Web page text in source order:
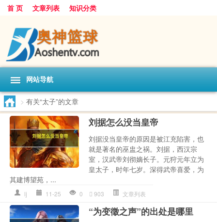
首 页 文章列表 知识分类
网站导航
> 有关“太子”的文章
刘据怎么没当皇帝
刘据没当皇帝的原因是被江充陷害，也
就是著名的巫盅之祸。刘据，西汉宗
室，汉武帝刘彻嫡长子。元狩元年立为
皇太子，时年七岁。深得武帝喜爱，为
其建博望苑，...
lj 11-25 0 903 文章列表
“为变徵之声”的出处是哪里